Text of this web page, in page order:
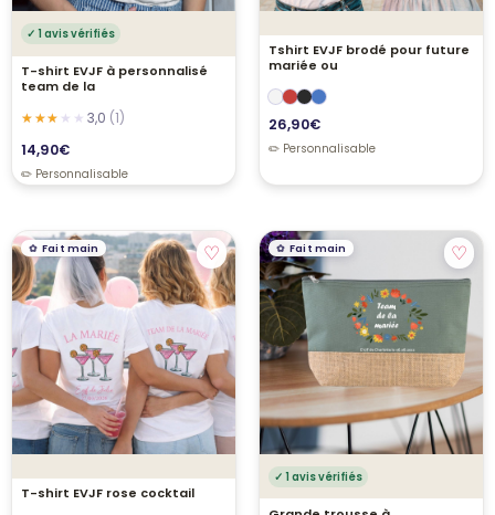
✓ 1 avis vérifiés
T-shirt EVJF à personnalisé
team de la
3,0 (1)
14,90€
Tshirt EVJF brodé pour future
mariée ou
26,90€
Fait main ♡
T-shirt EVJF rose cocktail
Fait main ♡
✓ 1 avis vérifiés